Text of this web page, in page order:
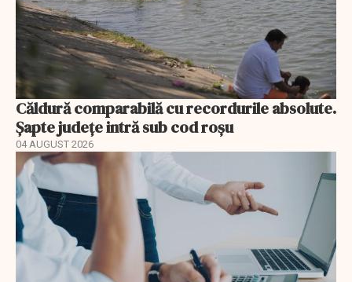
Căldură comparabilă cu recordurile absolute.
Șapte județe intră sub cod roșu
04 AUGUST 2026